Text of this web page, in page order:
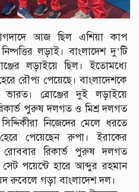
আজ ছিল এশিয়া কাপ
লড়াই। বাংলাদেশ দু’টি
লড়াইয়ে ছিল। ইতোমধ্যে
রৌপ্য পেয়েছে। বাংলাদেশকে
ভারত। ব্রোঞ্জের দুই লড়াইয়ে
পুরুষ দলগত ও মিশ্র দলগত
নিজেদের মেলে ধরতে
পেয়েছেন রুপা। ইরাকের
রোববার রিকার্ভ পুরুষ দলগত
পয়েন্টে হারে আব্দুর রহমান
গড়া বাংলাদেশ দল।